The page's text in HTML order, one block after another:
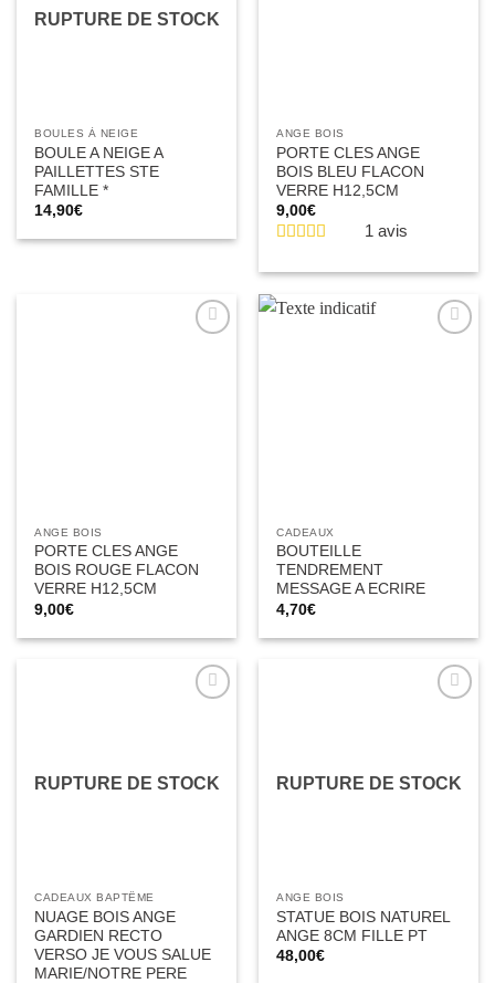
RUPTURE DE STOCK
BOULES À NEIGE
BOULE A NEIGE A
PAILLETTES STE
FAMILLE *
14,90€
ANGE BOIS
PORTE CLES ANGE
BOIS BLEU FLACON
VERRE H12,5CM
9,00€
1 avis
ANGE BOIS
PORTE CLES ANGE
BOIS ROUGE FLACON
VERRE H12,5CM
9,00€
CADEAUX
BOUTEILLE
TENDREMENT
MESSAGE A ECRIRE
4,70€
RUPTURE DE STOCK
CADEAUX BAPTÊME
NUAGE BOIS ANGE
GARDIEN RECTO
VERSO JE VOUS SALUE
MARIE/NOTRE PERE
RUPTURE DE STOCK
ANGE BOIS
STATUE BOIS NATUREL
ANGE 8CM FILLE PT
48,00€